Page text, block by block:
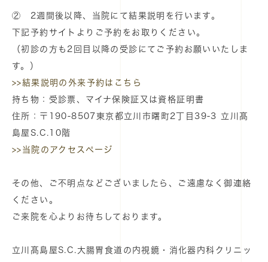
② 2週間後以降、 当院 にて結果説明を行います。
下記予約サイトよりご予約をお取りください。
（初診の方も2回目以降の受診にてご予約お願いいたしま
す。）
>>結果説明の外来予約はこちら
持ち物：受診票、マイナ保険証又は資格証明書
住所：〒190-8507東京都立川市曙町2丁目39-3 立川髙
島屋S.C.10階
>>当院のアクセスページ
その他、ご不明点などございましたら、ご遠慮なく御連絡
ください。
ご来院を心よりお待ちしております。
立川髙島屋S.C.大腸胃食道の内視鏡・消化器内科クリニッ